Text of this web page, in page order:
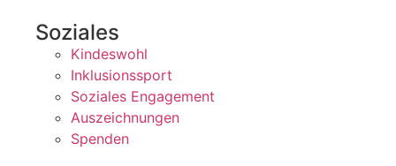
Soziales
Kindeswohl
Inklusionssport
Soziales Engagement
Auszeichnungen
Spenden